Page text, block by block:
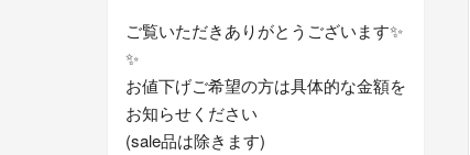
ご覧いただきありがとうございます✨
✨
お値下げご希望の方は具体的な金額を
お知らせください
(sale品は除きます)